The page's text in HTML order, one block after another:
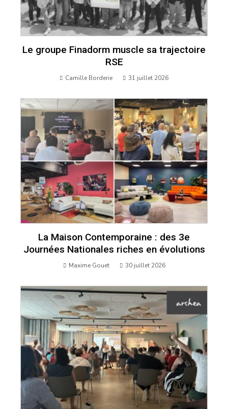
Le groupe Finadorm muscle sa trajectoire
RSE
Camille Borderie 31 juillet 2026
La Maison Contemporaine : des 3e
Journées Nationales riches en évolutions
Maxime Gouet 30 juillet 2026